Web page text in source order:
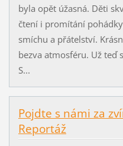
byla opět úžasná. Děti
čtení i promítání
smíchu a přátelství.
bezva atmosféru. Už
S...
Pojdte s námi za
Reportáž